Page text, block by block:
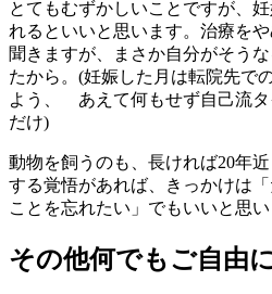
とてもむずかしいことですが、
れるといいと思います。治療を
聞きますが、まさか自分がそう
たから。(妊娠した月は転院先で
よう、 あえて何もせず自己流タ
だけ)
動物を飼うのも、長ければ20年
する覚悟があれば、きっかけは
ことを忘れたい」でもいいと思い
その他何でもご自由